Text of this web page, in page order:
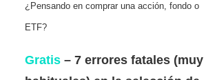
¿Pensando en comprar una acción, fondo o
ETF?
Gratis – 7 errores fatales (muy